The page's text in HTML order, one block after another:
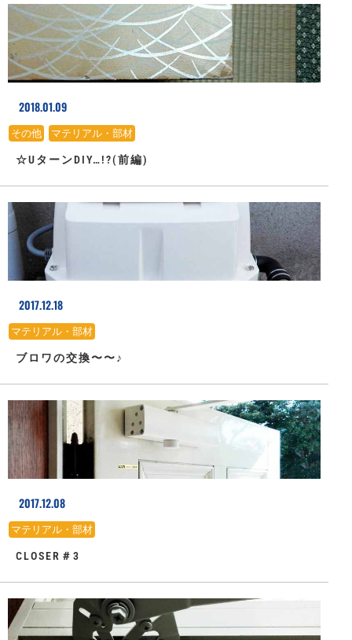
2018.01.09
その他、 マテリアル・部材
☆UターンDIY…!?(前編)
2017.12.18
マテリアル・部材
ブロワの交換〜〜♪
2017.12.08
マテリアル・部材
CLOSER＃3